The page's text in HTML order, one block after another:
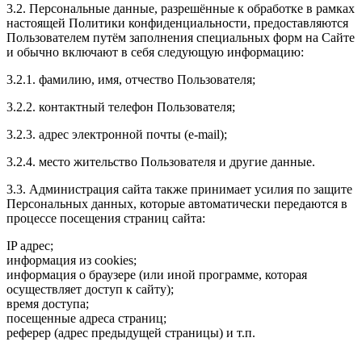
3.2. Персональные данные, разрешённые к обработке в рамках
настоящей Политики конфиденциальности, предоставляются
Пользователем путём заполнения специальных форм на Сайте
и обычно включают в себя следующую информацию:
3.2.1. фамилию, имя, отчество Пользователя;
3.2.2. контактный телефон Пользователя;
3.2.3. адрес электронной почты (e-mail);
3.2.4. место жительство Пользователя и другие данные.
3.3. Администрация сайта также принимает усилия по защите
Персональных данных, которые автоматически передаются в
процессе посещения страниц сайта:
IP адрес;
информация из cookies;
информация о браузере (или иной программе, которая
осуществляет доступ к сайту);
время доступа;
посещенные адреса страниц;
реферер (адрес предыдущей страницы) и т.п.